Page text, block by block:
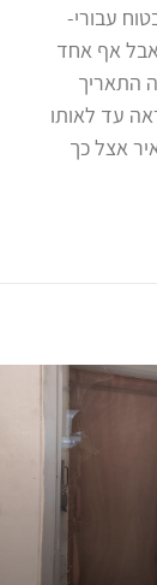
עבורי-
אף אחד
התאריך
עד לאותו
אצל כך